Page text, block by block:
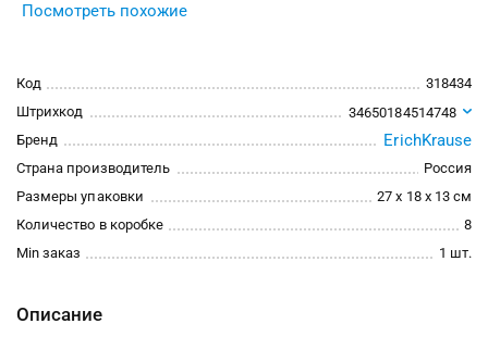
Посмотреть похожие
Код
318434
Штрихкод
34650184514748
Бренд
ErichKrause
Страна производитель
Россия
Размеры упаковки
27 x 18 x 13 см
Количество в коробке
8
Min заказ
1 шт.
Описание